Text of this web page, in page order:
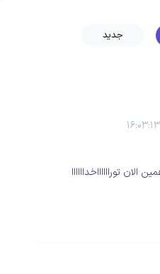
جدید
تورااااااخداااااا